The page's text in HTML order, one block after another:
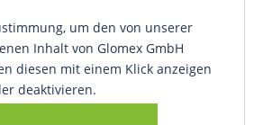
um den von unserer
Inhalt von Glomex GmbH
diesen mit einem Klick anzeigen
deaktivieren.